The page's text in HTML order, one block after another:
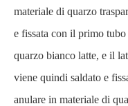
materiale di quarzo
e fissata con il primo
quarzo bianco latte, e il
viene quindi saldato e
anulare in materiale di